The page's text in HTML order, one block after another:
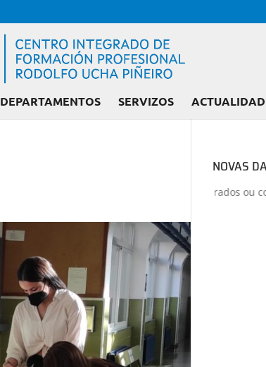
DEPARTAMENTOS SERVIZOS
NOVAS
Admisión FP: Ciclos liberados ou con